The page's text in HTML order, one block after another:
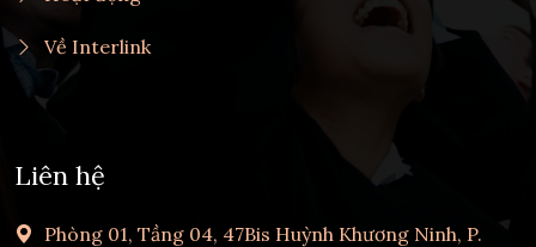
Về Interlink
Liên hệ
Phòng 01, Tầng 04, 47Bis Huỳnh Khương Ninh, P.